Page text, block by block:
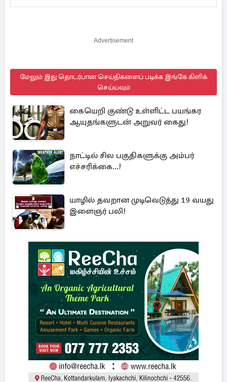
Advertisement
மேலும் இது தொடர்பான செய்திகளைப் படிக்க இங்கே கிளிக்
செய்யவும்
கையெறி குண்டு உள்ளிட்ட பயங்கர
ஆயுதங்களுடன் அறுவர் கைது!
நாட்டில் சில பகுதிகளுக்கு அம்பர்
எச்சரிக்கை...!
யாழில் தவறான முடிவெடுத்து 19 வயது
இளைஞர் பலி!